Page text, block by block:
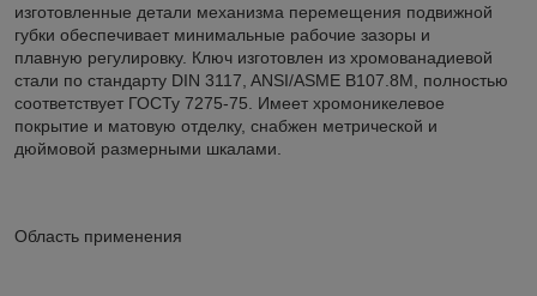
изготовленные детали механизма перемещения подвижной
губки обеспечивает минимальные рабочие зазоры и
плавную регулировку. Ключ изготовлен из хромованадиевой
стали по стандарту DIN 3117, ANSI/ASME B107.8M, полностью
соответствует ГОСТу 7275-75. Имеет хромоникелевое
покрытие и матовую отделку, снабжен метрической и
дюймовой размерными шкалами.
Область применения